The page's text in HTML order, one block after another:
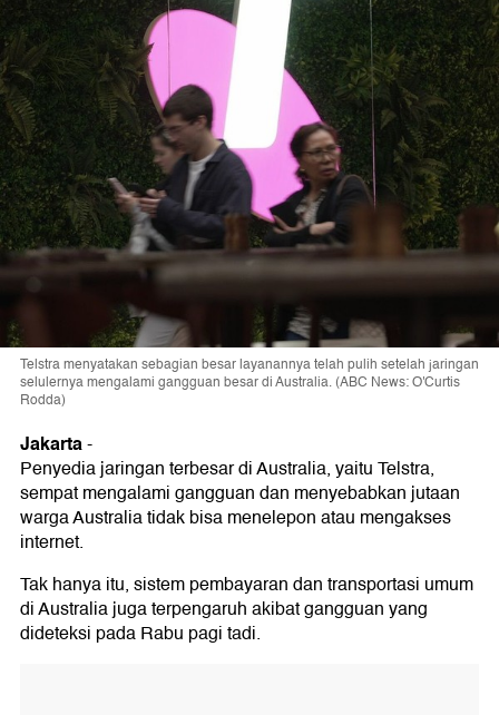
Telstra menyatakan sebagian besar layanannya telah pulih setelah jaringan
selulernya mengalami gangguan besar di Australia. (ABC News: O'Curtis
Rodda)
Jakarta-
Penyedia jaringan terbesar di Australia, yaitu Telstra,
sempat mengalami gangguan dan menyebabkan jutaan
warga Australia tidak bisa menelepon atau mengakses
internet.
Tak hanya itu, sistem pembayaran dan transportasi umum
di Australia juga terpengaruh akibat gangguan yang
dideteksi pada Rabu pagi tadi.